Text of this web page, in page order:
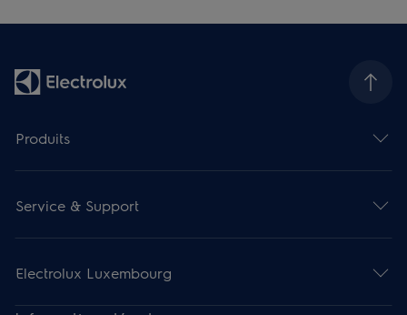
Produits
Service & Support
Electrolux Luxembourg